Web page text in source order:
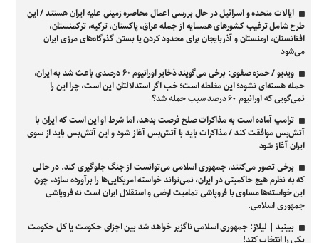
ایالات متحده و اسرائیل در حال بررسی اعمال محاصره زمینی علیه ایران هستند / این
طرح شامل ترغیب کشور‌های همسایه از جمله عراق، پاکستان، ترکیه، ترکمنستان،
افغانستان، ارمنستان و آذربایجان برای محدود کردن یا بستن گذرگاه‌های مرزی ایران
می‌شود
ویدیو / حمزه صفوی: برخی می‌گویند ذخایر اورانیوم ۶۰ درصدی باعث شد به ایران،
حمله هسته‌ای نشود؛ این مغلطه است؛ خب اگر استدلالتان این است، چرا این را
نمی‌گویی که اورانیوم ۶۰ درصد سبب حمله شد؟
ترامپ آماده است به مذاکرات صلح فرصت بدهد، اما شرط او این است که ایران با
آتش‌بس موافقت کند / مذاکرات باید با آتش‌بس آغاز شود و این آتش‌بس باید از سوی
ایران آغاز شود
برخی تصور می‌کنند، جمهوری اسلامی می‌توانست از جنگ جلوگیری کند. در حالی
که به نظرم هیچ حاکمیتی در ایران، نمی‌تواند خواسته امریکایی‌ها را برآورده سازد، چون
این خواسته‌ها مساوی با فروپاشی تمامیت ارضی و استقلال ایران است نه فروپاشی
جمهوری اسلامی.
ببینید | لیلاز: جمهوری اسلامی ناگزیر خواهد شد بین اجزای حکومت یا کل حکومت
یکی را انتخاب کند!